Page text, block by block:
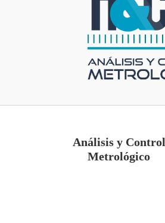
Análisis y Control
Metrológico